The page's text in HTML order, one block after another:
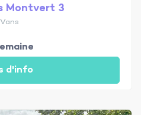
Montvert 3
d'info